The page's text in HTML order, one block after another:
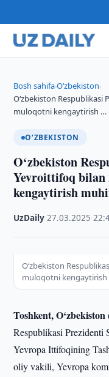
Bosh sahifa›O‘zbekiston›
O‘zbekiston
muloqotni kengaytirish …
O‘ZBEKISTON
O‘zbekiston
Yevroittifoq
kengaytirish
UzDaily ·27.03.2025 ·
O‘zbekiston
muloqotni kengaytirish
Toshkent,
Respublikasi Prezidenti
Yevropa Ittifoqining
oliy vakili, Yevropa